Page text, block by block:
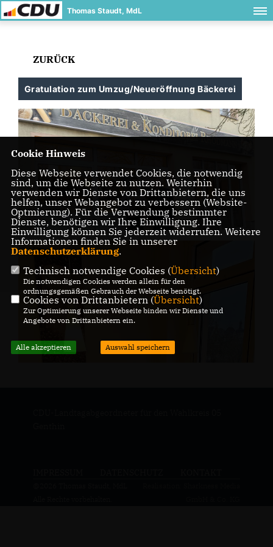
Thomas Staudt, MdL
ZURÜCK
Gratulation zum Umzug/Neueröffnung Bäckerei
Cookie Hinweis
Diese Webseite verwendet Cookies, die notwendig
sind, um die Webseite zu nutzen. Weiterhin
verwenden wir Dienste von Drittanbietern, die uns
helfen, unser Webangebot zu verbessern (Website-
Optmierung). Für die Verwendung bestimmter
Dienste, benötigen wir Ihre Einwilligung. Ihre
Einwilligung können Sie jederzeit widerrufen. Weitere
Informationen finden Sie in unserer
Datenschutzerklärung.
Technisch notwendige Cookies (Übersicht)
Die notwendigen Cookies werden allein für den
ordnungsgemäßen Gebrauch der Webseite benötigt.
Cookies von Drittanbietern (Übersicht)
Zur Optimierung unserer Webseite binden wir Dienste und
Angebote von Drittanbietern ein.
Alle akzeptieren Auswahl speichern